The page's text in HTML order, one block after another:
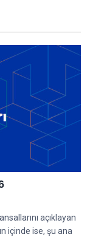
açıklayan
içinde ise, şu ana